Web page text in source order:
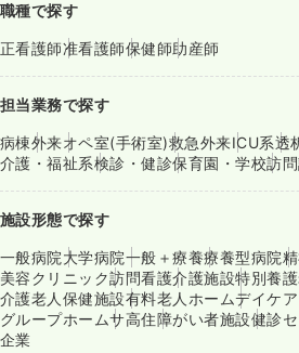
職種で探す
正看護師准看護師保健師助産師
担当業務で探す
病棟外来オペ室(手術室)救急外来ICU系透
介護・福祉系検診・健診保育園・学校訪
施設形態で探す
一般病院大学病院一般＋療養療養型病院
美容クリニック訪問看護介護施設特別養
介護老人保健施設有料老人ホームデイケ
グループホームサ高住障がい者施設健診
企業